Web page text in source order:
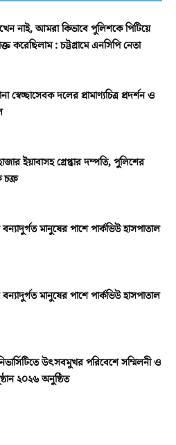
নাই, আমরা কিভাবে পুলিশকে পিটিয়ে
করেছিলাম : চট্টগ্রামে এনসিপি নেতা
স্বেচ্ছাসেবক দলের প্রামাণ্যচিত্র প্রদর্শন ও
ইয়াবাসহ গ্রেপ্তার দম্পতি, পুলিশের
মানুষের পাশে পার্কভিউ হাসপাতাল
মানুষের পাশে পার্কভিউ হাসপাতাল
উৎসবমুখর পরিবেশে সম্মিলনী ও
২০২৬ অনুষ্ঠিত